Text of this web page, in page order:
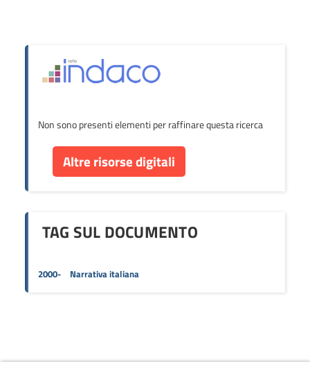
Non sono presenti elementi per raffinare questa ricerca
Altre risorse digitali
TAG SUL DOCUMENTO
2000- Narrativa italiana